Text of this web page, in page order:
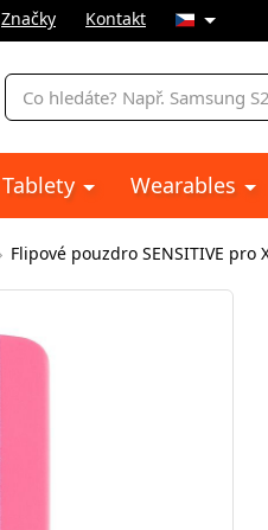
Značky Kontakt
Vyhledávání
Tablety Wearables
Flipové pouzdro SENSITIVE pro